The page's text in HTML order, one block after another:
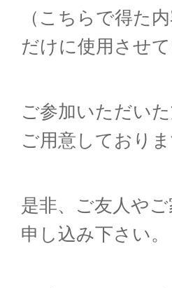
（こちらで得た
だけに使用させ
ご参加いただい
ご用意しておりま
是非、ご友人や
申し込み下さい。